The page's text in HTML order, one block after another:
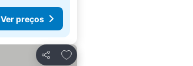
Ver preços
Partilhar
Adicionar aos favoritos